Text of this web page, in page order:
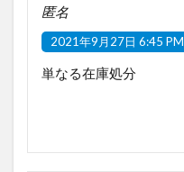
匿名
2021年9月27日 6:45 PM
単なる在庫処分